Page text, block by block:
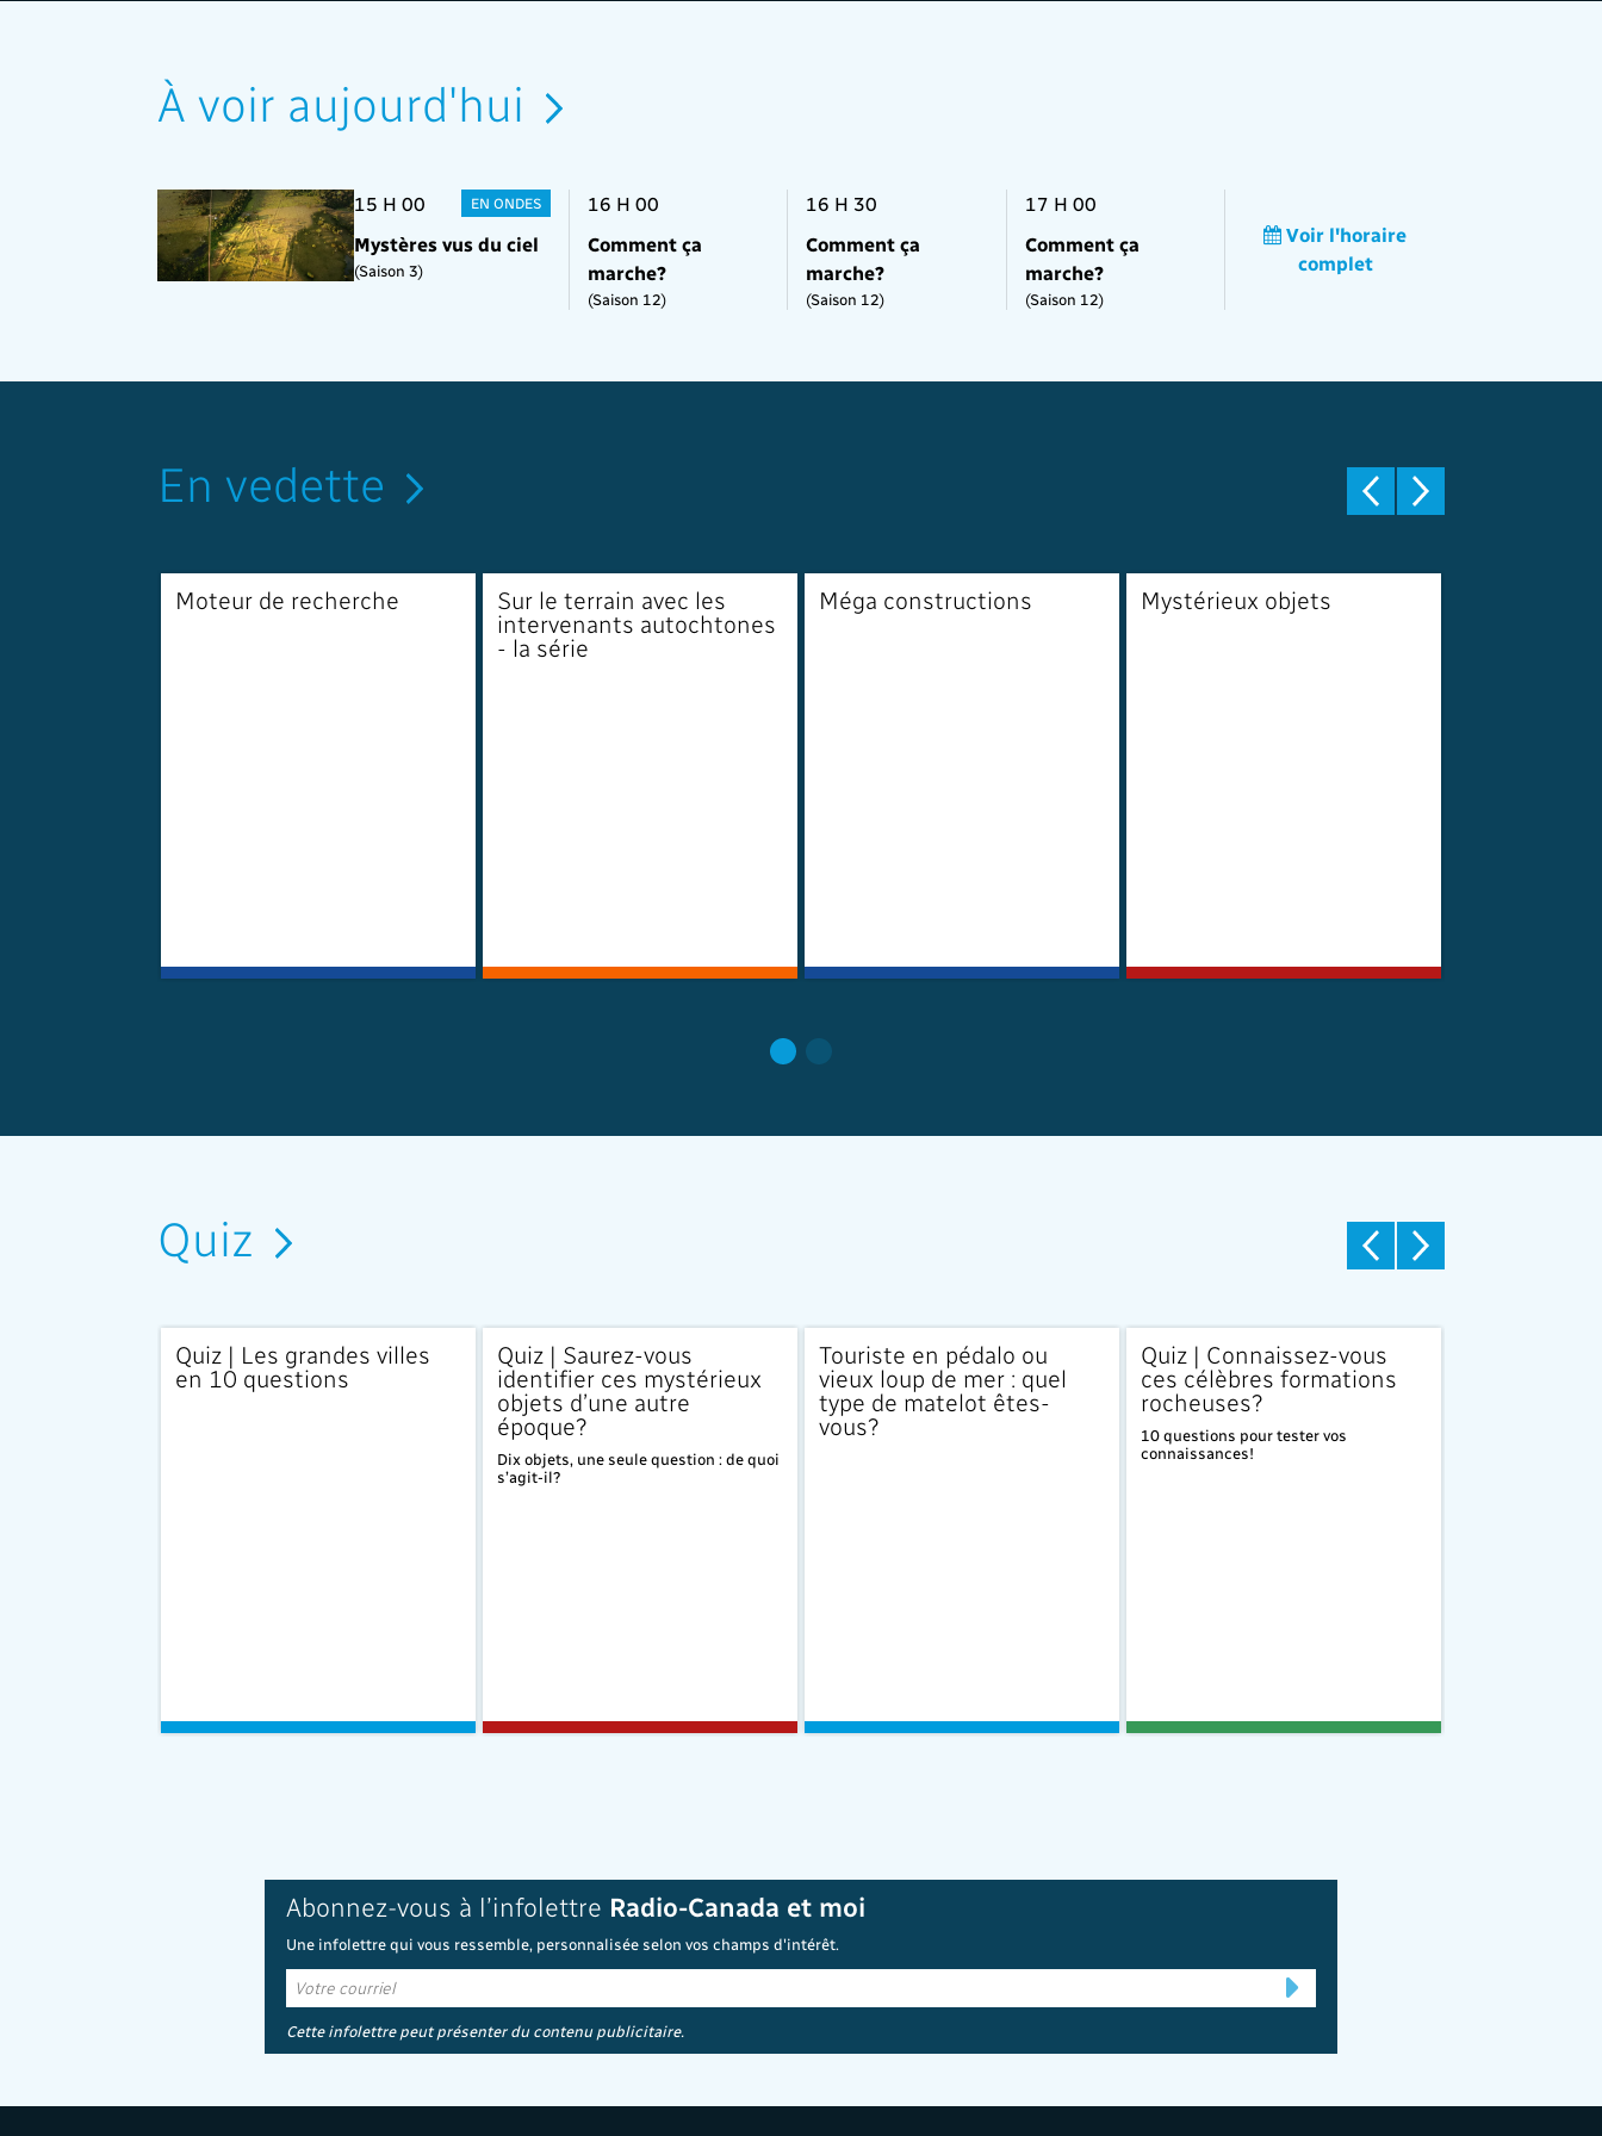
À voir aujourd'hui
15 H 00 EN ONDES
Mystères vus du ciel
(Saison 3)
16 H 00
Comment ça
marche?
(Saison 12)
16 H 30
Comment ça
marche?
(Saison 12)
17 H 00
Comment ça
marche?
(Saison 12)
Voir l'horaire
complet
En vedette
Moteur de recherche
Sur le terrain avec les
intervenants autochtones
- la série
Méga constructions Mystérieux objets
Quiz
Quiz | Les grandes villes
en 10 questions
Quiz | Saurez-vous
identifier ces mystérieux
objets d’une autre
époque?
Dix objets, une seule question : de quoi
s’agit-il?
Touriste en pédalo ou
vieux loup de mer : quel
type de matelot êtes-
vous?
Quiz | Connaissez-vous
ces célèbres formations
rocheuses?
10 questions pour tester vos
connaissances!
Abonnez-vous à l’infolettre Radio-Canada et moi
Une infolettre qui vous ressemble, personnalisée selon vos champs d'intérêt.
Cette infolettre peut présenter du contenu publicitaire.